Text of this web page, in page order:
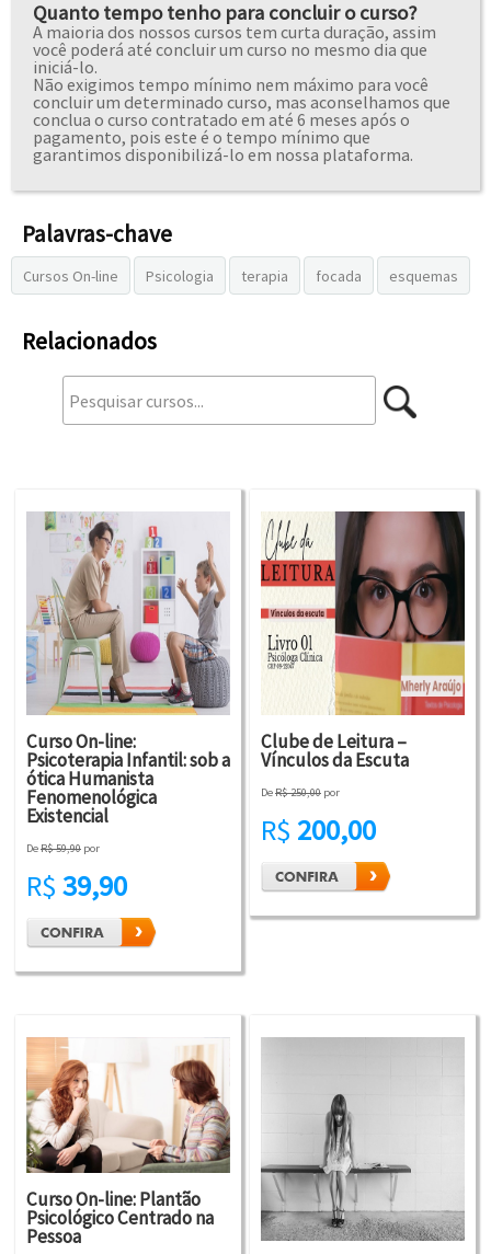
Quanto tempo tenho para concluir o curso?
A maioria dos nossos cursos tem curta duração, assim
você poderá até concluir um curso no mesmo dia que
iniciá-lo.
Não exigimos tempo mínimo nem máximo para você
concluir um determinado curso, mas aconselhamos que
conclua o curso contratado em até 6 meses após o
pagamento, pois este é o tempo mínimo que
garantimos disponibilizá-lo em nossa plataforma.
Palavras-chave
Relacionados
Curso On-line:
Psicoterapia Infantil: sob a
ótica Humanista
Fenomenológica
Existencial
DeR$ 59,90 por
R$ 39,90
Clube de Leitura –
Vínculos da Escuta
DeR$ 250,00 por
R$ 200,00
Curso On-line: Plantão
Psicológico Centrado na
Pessoa